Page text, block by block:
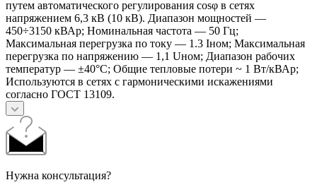
путем автоматического регулирования cosφ в сетях
напряжением 6,3 кВ (10 кВ). Диапазон мощностей —
450÷3150 кВАр; Номинальная частота — 50 Гц;
Максимальная перегрузка по току — 1.3 Iном; Максимальная
перегрузка по напряжению — 1,1 Uном; Диапазон рабочих
температур — ±40°С; Общие тепловые потери ~ 1 Вт/кВАр;
Используются в сетях с гармоническими искажениями
согласно ГОСТ 13109.
Нужна консультация?